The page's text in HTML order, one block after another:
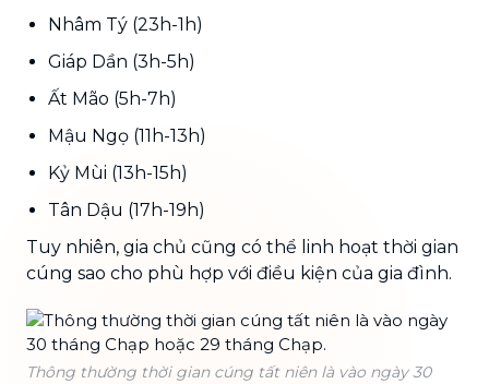
Nhâm Tý (23h-1h)
Giáp Dần (3h-5h)
Ất Mão (5h-7h)
Mậu Ngọ (11h-13h)
Kỷ Mùi (13h-15h)
Tân Dậu (17h-19h)
Tuy nhiên, gia chủ cũng có thể linh hoạt thời gian
cúng sao cho phù hợp với điều kiện của gia đình.
Thông thường thời gian cúng tất niên là vào ngày 30